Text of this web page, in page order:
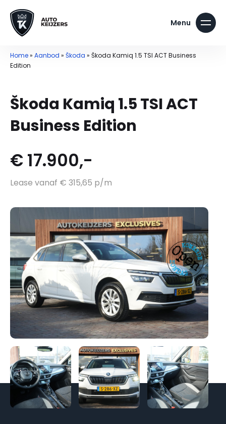
Home» Aanbod » Škoda » Škoda Kamiq 1.5 TSI ACT Business
Edition
Škoda Kamiq 1.5 TSI ACT
Business Edition
€ 17.900,-
Lease vanaf € 315,65 p/m